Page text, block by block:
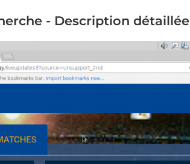
- Description détaillée